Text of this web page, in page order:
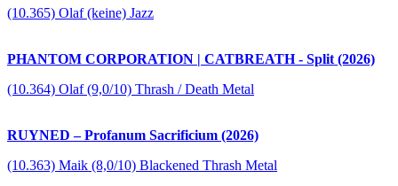
(10.365) Olaf (keine) Jazz
PHANTOM CORPORATION | CATBREATH - Split (2026)
(10.364) Olaf (9,0/10) Thrash / Death Metal
RUYNED – Profanum Sacrificium (2026)
(10.363) Maik (8,0/10) Blackened Thrash Metal